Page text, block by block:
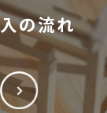
の流れ